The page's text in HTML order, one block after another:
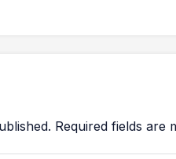
Required fields are